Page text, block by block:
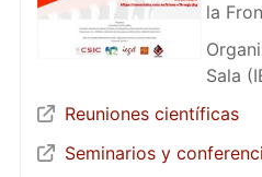
la
Sala
Reuniones científicas
Seminarios y